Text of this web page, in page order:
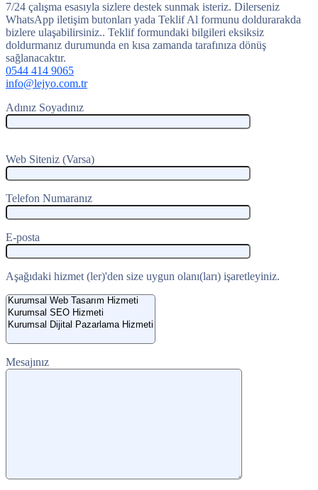
7/24 çalışma esasıyla sizlere destek sunmak isteriz. Dilerseniz
WhatsApp iletişim butonları yada Teklif Al formunu doldurarakda
bizlere ulaşabilirsiniz.. Teklif formundaki bilgileri eksiksiz
doldurmanız durumunda en kısa zamanda tarafınıza dönüş
sağlanacaktır.
0544 414 9065
info@lejyo.com.tr
Adınız Soyadınız
Web Siteniz (Varsa)
Telefon Numaranız
E-posta
Aşağıdaki hizmet (ler)'den size uygun olanı(ları) işaretleyiniz.
Mesajınız